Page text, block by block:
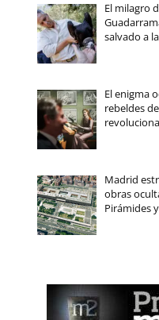
El milagro
salvado a
El enigma
rebeldes
Madrid
obras
Pirámides